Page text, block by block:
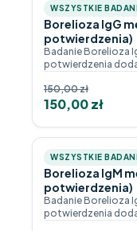
WSZYSTKIE
Borelioza IgG
potwierdzenia)
Badanie Borelioza
potwierdzenia
150,00zł
150,00zł
WSZYSTKIE
Borelioza IgM
potwierdzenia)
Badanie Borelioza
potwierdzenia